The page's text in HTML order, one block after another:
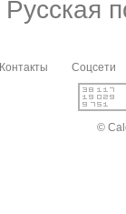
Русская
Контакты Соцсети
©